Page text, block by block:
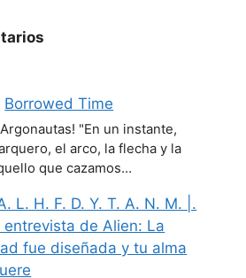
Borrowed Time
"En un instante,
el arco, la flecha y la
que cazamos…
L. H. F. D. Y. T. A. N. M. |.
entrevista de Alien: La
fue diseñada y tu alma